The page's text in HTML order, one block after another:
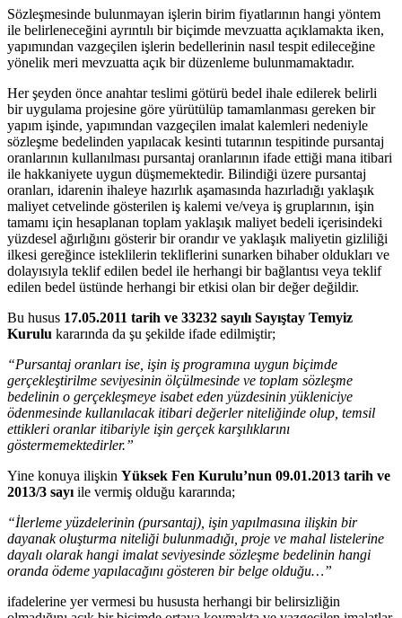
Sözleşmesinde bulunmayan işlerin birim fiyatlarının hangi yöntem
ile belirleneceğini ayrıntılı bir biçimde mevzuatta açıklamakta iken,
yapımından vazgeçilen işlerin bedellerinin nasıl tespit edileceğine
yönelik meri mevzuatta açık bir düzenleme bulunmamaktadır.
Her şeyden önce anahtar teslimi götürü bedel ihale edilerek belirli
bir uygulama projesine göre yürütülüp tamamlanması gereken bir
yapım işinde, yapımından vazgeçilen imalat kalemleri nedeniyle
sözleşme bedelinden yapılacak kesinti tutarının tespitinde pursantaj
oranlarının kullanılması pursantaj oranlarının ifade ettiği mana itibari
ile hakkaniyete uygun düşmemektedir. Bilindiği üzere pursantaj
oranları, idarenin ihaleye hazırlık aşamasında hazırladığı yaklaşık
maliyet cetvelinde gösterilen iş kalemi ve/veya iş gruplarının, işin
tamamı için hesaplanan toplam yaklaşık maliyet bedeli içerisindeki
yüzdesel ağırlığını gösterir bir orandır ve yaklaşık maliyetin gizliliği
ilkesi gereğince isteklilerin tekliflerini sunarken bihaber oldukları ve
dolayısıyla teklif edilen bedel ile herhangi bir bağlantısı veya teklif
edilen bedel üstünde herhangi bir etkisi olan bir değer değildir.
Bu husus 17.05.2011 tarih ve 33232 sayılı Sayıştay Temyiz
Kurulu kararında da şu şekilde ifade edilmiştir;
“Pursantaj oranları ise, işin iş programına uygun biçimde
gerçekleştirilme seviyesinin ölçülmesinde ve toplam sözleşme
bedelinin o gerçekleşmeye isabet eden yüzdesinin yükleniciye
ödenmesinde kullanılacak itibari değerler niteliğinde olup, temsil
ettikleri oranlar itibariyle işin gerçek karşılıklarını
göstermemektedirler.”
Yine konuya ilişkin Yüksek Fen Kurulu’nun 09.01.2013 tarih ve
2013/3 sayı ile vermiş olduğu kararında;
“İlerleme yüzdelerinin (pursantaj), işin yapılmasına ilişkin bir
dayanak oluşturma niteliği bulunmadığı, proje ve mahal listelerine
dayalı olarak hangi imalat seviyesinde sözleşme bedelinin hangi
oranda ödeme yapılacağını gösteren bir belge olduğu…”
ifadelerine yer vermesi bu hususta herhangi bir belirsizliğin